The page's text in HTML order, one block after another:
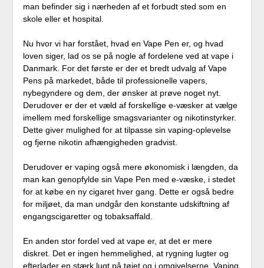
man befinder sig i nærheden af et forbudt sted som en
skole eller et hospital.
Nu hvor vi har forstået, hvad en Vape Pen er, og hvad
loven siger, lad os se på nogle af fordelene ved at vape i
Danmark. For det første er der et bredt udvalg af Vape
Pens på markedet, både til professionelle vapers,
nybegyndere og dem, der ønsker at prøve noget nyt.
Derudover er der et væld af forskellige e-væsker at vælge
imellem med forskellige smagsvarianter og nikotinstyrker.
Dette giver mulighed for at tilpasse sin vaping-oplevelse
og fjerne nikotin afhængigheden gradvist.
Derudover er vaping også mere økonomisk i længden, da
man kan genopfylde sin Vape Pen med e-væske, i stedet
for at købe en ny cigaret hver gang. Dette er også bedre
for miljøet, da man undgår den konstante udskiftning af
engangscigaretter og tobaksaffald.
En anden stor fordel ved at vape er, at det er mere
diskret. Det er ingen hemmelighed, at rygning lugter og
efterlader en stærk lugt på tøjet og i omgivelserne. Vaping